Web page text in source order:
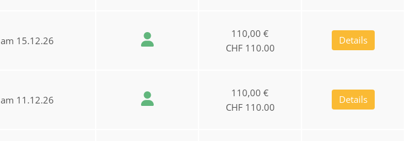
am 15.12.26
110,00 €
CHF 110.00
Details
am 11.12.26
110,00 €
CHF 110.00
Details